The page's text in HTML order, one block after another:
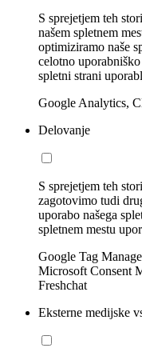
S sprejetjem teh
našem spletnem
optimiziramo naše
celotno
spletni strani
Google Analytics,
Delovanje
S sprejetjem teh
zagotovimo tudi
uporabo našega
spletnem mestu
Google Tag
Microsoft Consent
Freshchat
Eksterne medijske